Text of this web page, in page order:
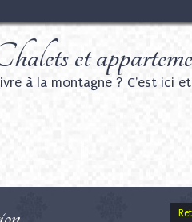
et
à la montagne ? C'est ici